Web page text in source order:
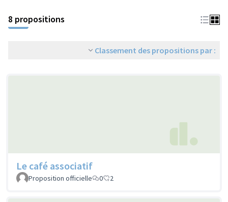
8 propositions
Classement des propositions par :
Le café associatif
Proposition officielle 0 2